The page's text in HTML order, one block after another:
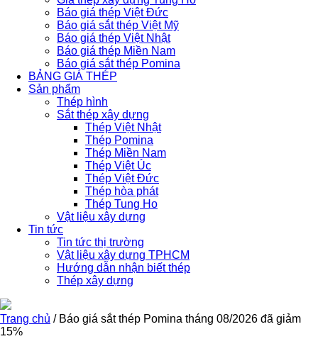
Báo giá thép Việt Đức
Báo giá sắt thép Việt Mỹ
Báo giá thép Việt Nhật
Báo giá thép Miền Nam
Báo giá sắt thép Pomina
BẢNG GIÁ THÉP
Sản phẩm
Thép hình
Sắt thép xây dựng
Thép Việt Nhật
Thép Pomina
Thép Miền Nam
Thép Việt Úc
Thép Việt Đức
Thép hòa phát
Thép Tung Ho
Vật liệu xây dựng
Tin tức
Tin tức thị trường
Vật liệu xây dựng TPHCM
Hướng dẫn nhận biết thép
Thép xây dựng
Trang chủ / Báo giá sắt thép Pomina tháng 08/2026 đã giảm
15%